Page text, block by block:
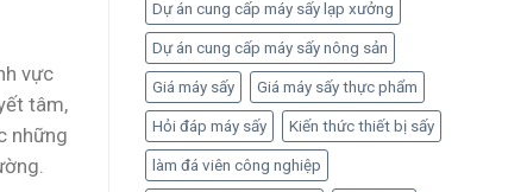
vực
tâm,
những
Dự án cung cấp máy sấy lạp xưởng
Dự án cung cấp máy sấy nông sản
Giá máy sấy Giá máy sấy thực phẩm
Hỏi đáp máy sấy Kiến thức thiết bị sấy
làm đá viên công nghiệp